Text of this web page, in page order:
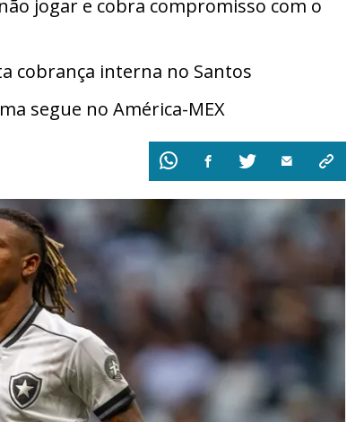
jogar e cobra compromisso com o
cobrança interna no Santos
segue no América-MEX